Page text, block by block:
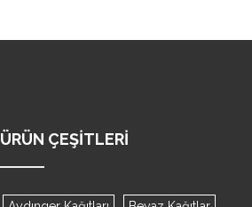
ÜRÜN ÇEŞITLERI